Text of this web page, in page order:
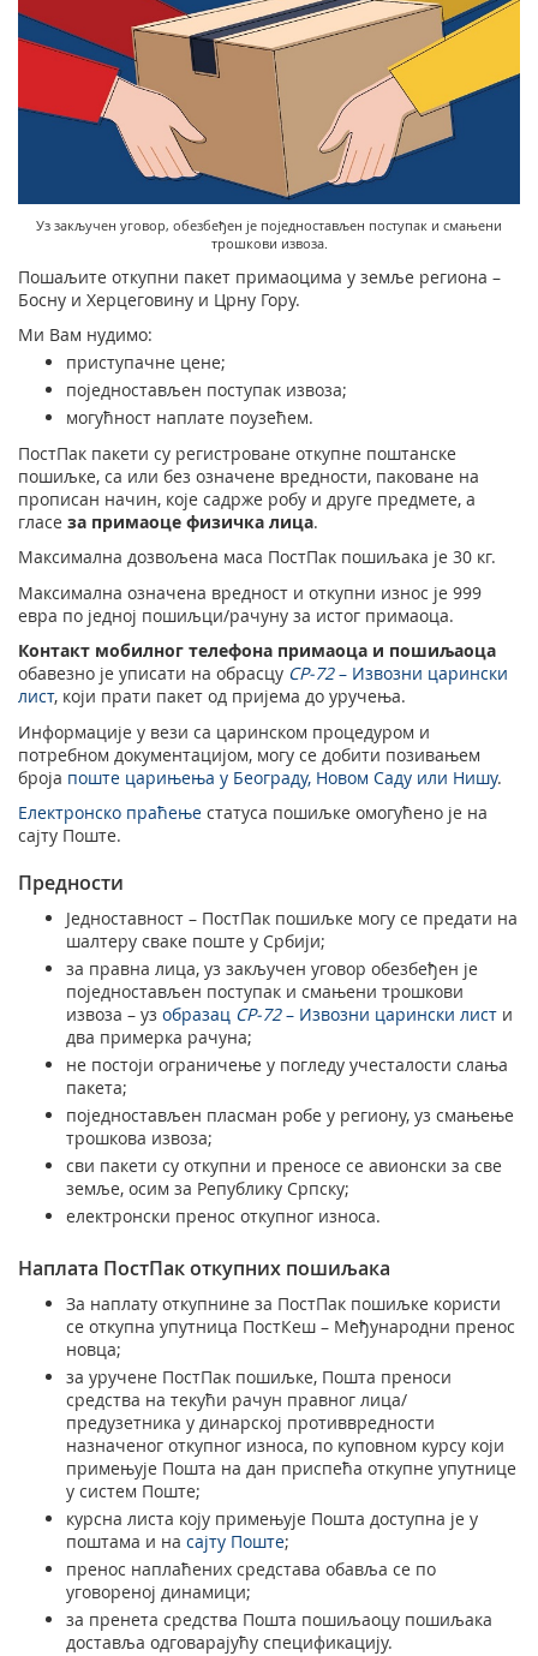
Правилно адресовање
Поштански адресни код (ПАК)
Списак забрањених артикала за увоз
Пуномоћје за уручење поштанских пошиљака
Подршка наградним играма
Судске таксене марке
Географски информациони систем (ГИС)
Уз закључен уговор, обезбеђен је поједностављен поступак и смањени
трошкови извоза.
Пошаљите откупни пакет примаоцима у земље региона –
Босну и Херцеговину и Црну Гору.
Ми Вам нудимо:
приступачне цене;
поједностављен поступак извоза;
могућност наплате поузећем.
ПостПак пакети су регистроване откупне поштанске
пошиљке, са или без означене вредности, паковане на
прописан начин, које садрже робу и друге предмете, а
гласе за примаоце физичка лица.
Максимална дозвољена маса ПостПак пошиљака je 30 кг.
Максимална означена вредност и откупни износ је 999
евра по једној пошиљци/рачуну за истог примаоца.
Контакт мобилног телефона примаоца и пошиљаоца
обавезно је уписати на обрасцу CP-72– Извозни царински
лист, који прати пакет од пријема до уручења.
Информације у вези са царинском процедуром и
потребном документацијом, могу се добити позивањем
броја поште царињења у Београду, Новом Саду или Нишу.
Електронско праћење статуса пошиљке омогућено је на
сајту Поште.
Предности
Једноставност – ПостПак пошиљке могу се предати на
шалтеру сваке поште у Србији;
за правна лица, уз закључен уговор обезбеђен је
поједностављен поступак и смањени трошкови
извоза – уз образац CP-72– Извозни царински лист и
два примерка рачуна;
не постоји ограничење у погледу учесталости слања
пакета;
поједностављен пласман робе у региону, уз смањење
трошкова извоза;
сви пакети су откупни и преносе се авионски за све
земље, осим за Републику Српску;
електронски пренос откупног износa.
Наплата ПостПак откупних пошиљака
За наплату откупнине за ПостПак пошиљкe користи
се откупна упутница ПостКеш – Међународни пренос
новца;
за уручене ПостПак пошиљке, Пошта преноси
средства на текући рачун правног лица/
предузетника у динарској противвредности
назначеног откупног износа, по куповном курсу који
примењује Пошта на дан приспећа откупне упутнице
у систем Поште;
курсна листа коју примењује Пошта доступна је у
поштама и на сајту Поште;
пренос наплаћених средстава обавља се по
уговореној динамици;
за пренета средства Пошта пошиљаоцу пошиљака
доставља одговарајућу спецификацију.